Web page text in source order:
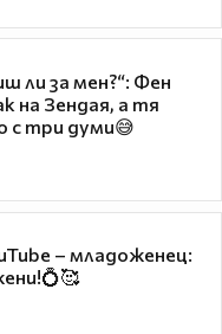
ли за мен?“: Фен
на Зендая, а тя
с три думи😅
– младоженец: